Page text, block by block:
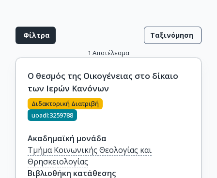
Φίλτρα Ταξινόμηση
1 Αποτέλεσμα
Ο θεσμός της Οικογένειας στο δίκαιο
των Ιερών Κανόνων
Διδακτορική Διατριβή
uoadl:3259788
Ακαδημαϊκή μονάδα
Τμήμα Κοινωνικής Θεολογίας και
Θρησκειολογίας
Βιβλιοθήκη κατάθεσης